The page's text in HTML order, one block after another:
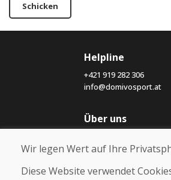
Schicken
Helpline
+421 919 282 306
info@domivosport.at
Über uns
Über uns
Kontakt
Wir legen Wert auf Ihre
Diese Website verwendet